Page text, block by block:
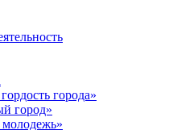
города»
город»